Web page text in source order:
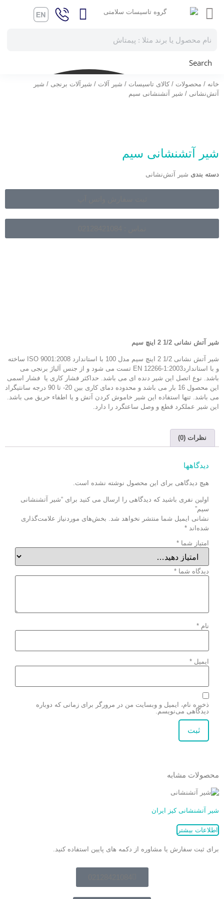
Search
خانه / محصولات / کالای تاسیسات / شیر آلات / شیرآلات برنجی / شیر
آتش‌نشانی / شیر آتشنشانی سیم
شیر آتشنشانی سیم
دسته بندی شیر آتش‌نشانی
شیر آتش نشانی 1/2 2 اینچ سیم
شیر آتش نشانی 1/2 2 اینچ سیم مدل 100 با استاندارد ISO 9001:2008 ساخته
و با استانداردEN 12266-1:2003 تست می شود و از جنس آلیاژ برنجی می
باشد. نوع اتصل این شیر دنده ای می باشد. حداکثر فشار کاری یا فشار اسمی
این محصول 16 بار می باشد و محدوده دمای کاری بین 20- تا 90 درجه سانتیگراد
می باشد. تنها استفاده این شیر خاموش کردن آتش و یا اطفاء حریق می باشد.
این شیر عملکرد قطع و وصل ساعتگرد را دارد.
نظرات (0)
دیدگاهها
هیچ دیدگاهی برای این محصول نوشته نشده است.
اولین نفری باشید که دیدگاهی را ارسال می کنید برای “شیر آتشنشانی
سیم”
نشانی ایمیل شما منتشر نخواهد شد.
بخش‌های موردنیاز علامت‌گذاری
شده‌اند *
امتیاز شما *
دیدگاه شما *
نام *
ایمیل *
ذخیره نام، ایمیل و وبسایت من در مرورگر برای زمانی که دوباره
دیدگاهی می‌نویسم.
محصولات مشابه
شیر آتشنشانی کیز ایران
اطلاعات بیشتر
برای ثبت سفارش یا مشاوره از دکمه های پایین استفاده کنید.